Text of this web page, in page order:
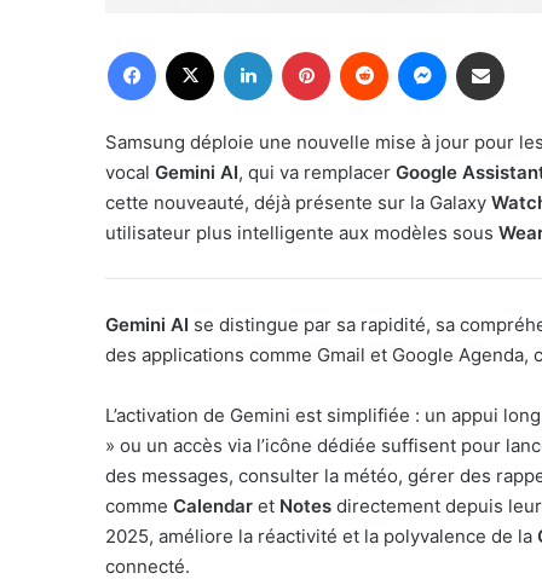
Facebook Linkedin Pinterest Reddit Messenger
Samsung déploie une nouvelle mise à jour pour
vocal Gemini AI, qui va remplacer Google
cette nouveauté, déjà présente sur la Galaxy
utilisateur plus intelligente aux modèles sous
Gemini AI se distingue par sa rapidité, sa
des applications comme Gmail et Google
L’activation de Gemini est simplifiée : un appui
» ou un accès via l’icône dédiée suffisent pour
des messages, consulter la météo, gérer des
comme Calendar et Notes directement depuis
2025, améliore la réactivité et la polyvalence de la
connecté.